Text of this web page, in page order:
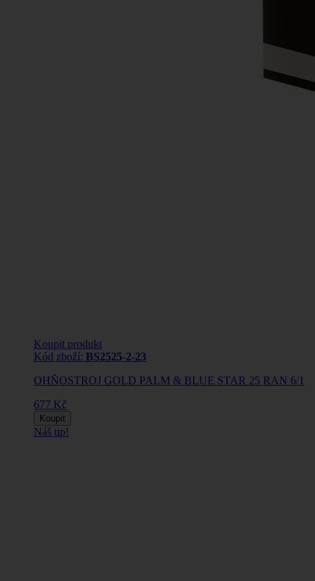
Koupit produkt
Kód zboží: BS2525-2-23
OHŇOSTROJ GOLD PALM & BLUE STAR 25 RAN 6/1
677 Kč
Koupit
Náš tip!